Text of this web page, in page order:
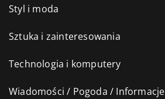
Styl i moda
Sztuka i zainteresowania
Technologia i komputery
Wiadomości / Pogoda / Informacje